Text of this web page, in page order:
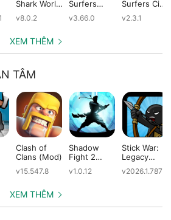
Shark World
v8.0.2
Surfers
v3.66.0
Surfers City
v2.3.1
XEM THÊM
TÂM
Clash of
Clans (Mod)
v15.547.8
Shadow
Fight 2
Edition
v1.0.12
Stick War:
Legacy
v2026.1.787
XEM THÊM